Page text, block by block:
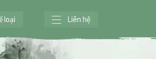
loại Liên hệ